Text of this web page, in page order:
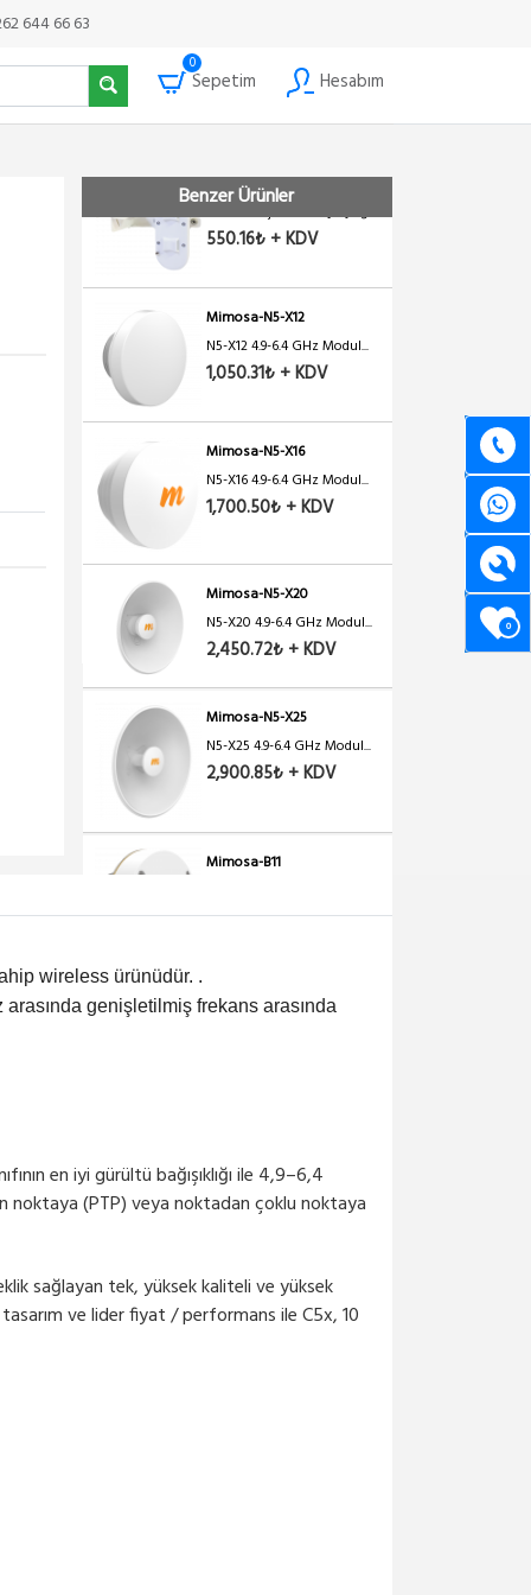
644 66 63
0
Sepetim Hesabım
0
Benzer Ürünler
8,206.30₺ + KDV
Mimosa-C5x-Mount-x25
Mimosa için Montaj Ayağı...
550.16₺ + KDV
Mimosa-N5-X12
N5-X12 4.9-6.4 GHz Modul...
1,050.31₺ + KDV
Mimosa-N5-X16
N5-X16 4.9-6.4 GHz Modul...
1,700.50₺ + KDV
Mimosa-N5-X20
N5-X20 4.9-6.4 GHz Modul...
2,450.72₺ + KDV
Mimosa-N5-X25
N5-X25 4.9-6.4 GHz Modul...
2,900.85₺ + KDV
Mimosa-B11
90,276.61₺ + KDV
Mimosa-C5C
550.16₺ + KDV
wireless ürünüdür. .
genişletilmiş frekans arasında
en iyi gürültü bağışıklığı ile 4,9–6,4
noktaya (PTP) veya noktadan çoklu noktaya
sağlayan tek, yüksek kaliteli ve yüksek
ve lider fiyat / performans ile C5x, 10
×